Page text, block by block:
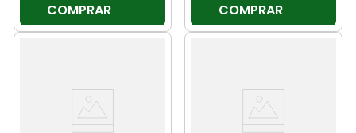
COMPRAR COMPRAR